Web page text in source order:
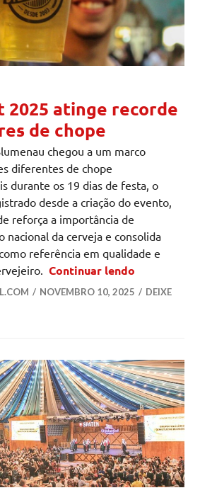
atinge recorde
de chope
chegou a um marco
diferentes de chope
durante os 19 dias de festa, o
desde a criação do evento,
reforça a importância de
nacional da cerveja e consolida
referência em qualidade e
Continuar lendo
NOVEMBRO 10, 2025
DEIXE